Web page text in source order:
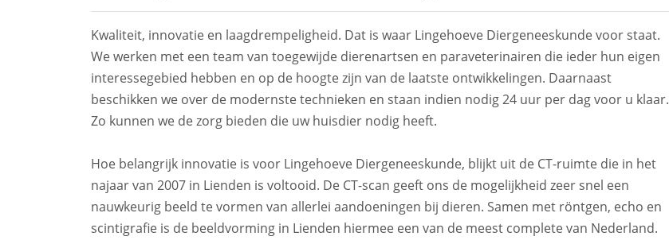
Kwaliteit, innovatie en laagdrempeligheid. Dat is waar Lingehoeve Diergeneeskunde voor staat.
We werken met een team van toegewijde dierenartsen en paraveterinairen die ieder hun eigen
interessegebied hebben en op de hoogte zijn van de laatste ontwikkelingen. Daarnaast
beschikken we over de modernste technieken en staan indien nodig 24 uur per dag voor u klaar.
Zo kunnen we de zorg bieden die uw huisdier nodig heeft.
Hoe belangrijk innovatie is voor Lingehoeve Diergeneeskunde, blijkt uit de CT-ruimte die in het
najaar van 2007 in Lienden is voltooid. De CT-scan geeft ons de mogelijkheid zeer snel een
nauwkeurig beeld te vormen van allerlei aandoeningen bij dieren. Samen met röntgen, echo en
scintigrafie is de beeldvorming in Lienden hiermee een van de meest complete van Nederland.